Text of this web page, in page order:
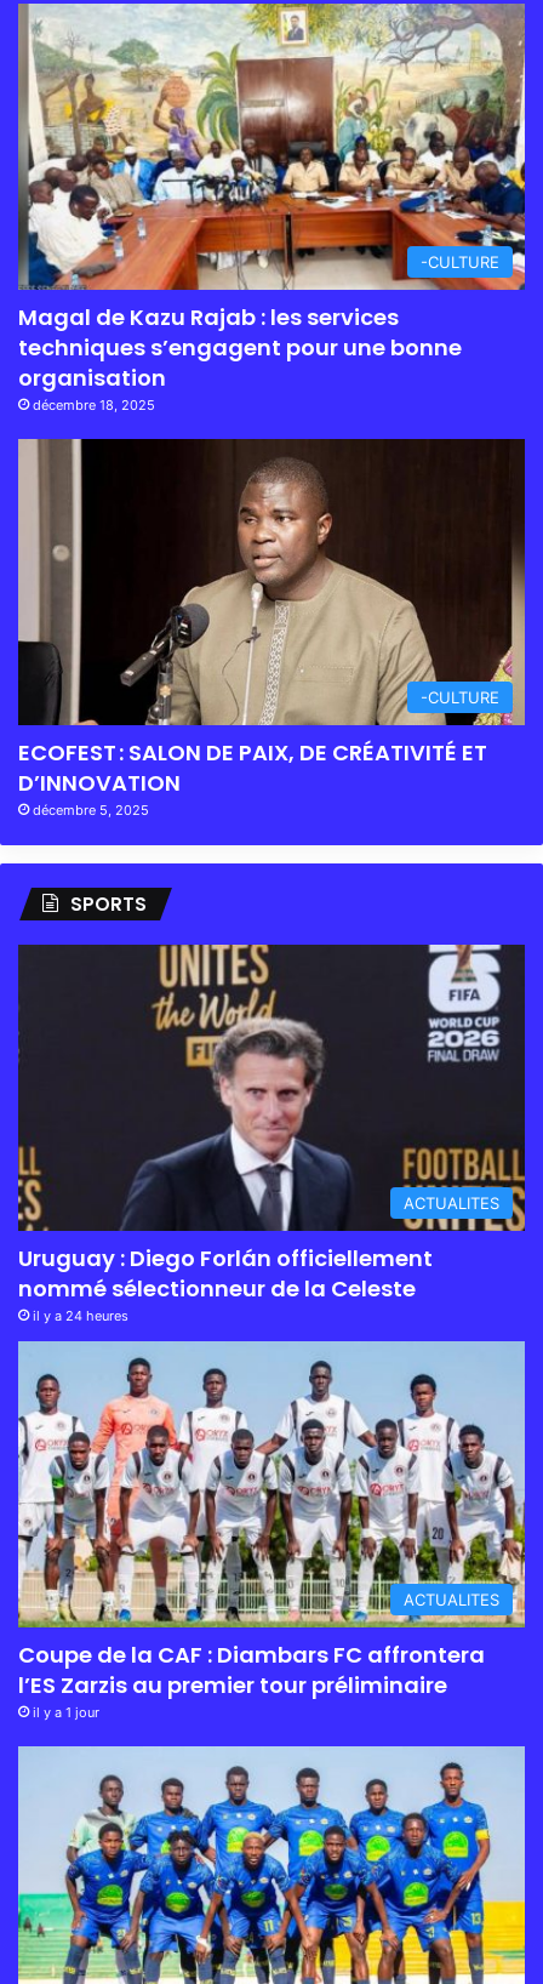
-CULTURE
Magal de Kazu Rajab : les services
techniques s’engagent pour une bonne
organisation
décembre 18, 2025
-CULTURE
ECOFEST : SALON DE PAIX, DE CRÉATIVITÉ ET
D’INNOVATION
décembre 5, 2025
SPORTS
ACTUALITES
Uruguay : Diego Forlán officiellement
nommé sélectionneur de la Celeste
il y a 24 heures
ACTUALITES
Coupe de la CAF : Diambars FC affrontera
l’ES Zarzis au premier tour préliminaire
il y a 1 jour